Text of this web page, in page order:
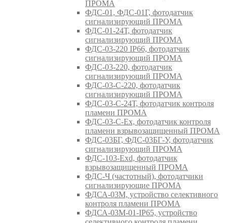
ПРОМА
ФДС-01, ФДС-01Г, фотодатчик
сигнализирующий ПРОМА
ФДС-01-24Т, фотодатчик
сигнализирующий ПРОМА
ФДС-03-220 IP66, фотодатчик
сигнализирующий ПРОМА
ФДС-03-220, фотодатчик
сигнализирующий ПРОМА
ФДС-03-С-220, фотодатчик
сигнализирующий ПРОМА
ФДС-03-С-24Т, фотодатчик контроля
пламени ПРОМА
ФДС-03-С-Ex, фотодатчик контроля
пламени взрывозащищенный ПРОМА
ФДС-03БГ, ФДС-03БГ-У, фотодатчик
сигнализирующий ПРОМА
ФДС-103-Ехd, фотодатчик
взрывозащищенный ПРОМА
ФДС-Ч (частотный), фотодатчики
сигнализирующие ПРОМА
ФДСА-03М, устройство селективного
контроля пламени ПРОМА
ФДСА-03М-01-IP65, устройство